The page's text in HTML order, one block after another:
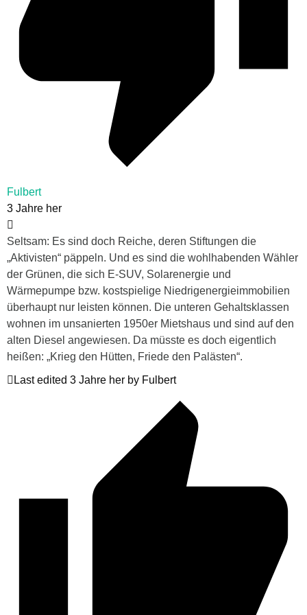
Fulbert
3 Jahre her
Seltsam: Es sind doch Reiche, deren Stiftungen die
„Aktivisten“ päppeln. Und es sind die wohlhabenden Wähler
der Grünen, die sich E-SUV, Solarenergie und
Wärmepumpe bzw. kostspielige Niedrigenergieimmobilien
überhaupt nur leisten können. Die unteren Gehaltsklassen
wohnen im unsanierten 1950er Mietshaus und sind auf den
alten Diesel angewiesen. Da müsste es doch eigentlich
heißen: „Krieg den Hütten, Friede den Palästen“.
Last edited 3 Jahre her by Fulbert